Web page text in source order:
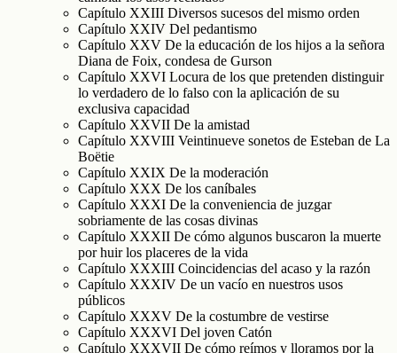
Capítulo XXIII Diversos sucesos del mismo orden
Capítulo XXIV Del pedantismo
Capítulo XXV De la educación de los hijos a la señora
Diana de Foix, condesa de Gurson
Capítulo XXVI Locura de los que pretenden distinguir
lo verdadero de lo falso con la aplicación de su
exclusiva capacidad
Capítulo XXVII De la amistad
Capítulo XXVIII Veintinueve sonetos de Esteban de La
Boëtie
Capítulo XXIX De la moderación
Capítulo XXX De los caníbales
Capítulo XXXI De la conveniencia de juzgar
sobriamente de las cosas divinas
Capítulo XXXII De cómo algunos buscaron la muerte
por huir los placeres de la vida
Capítulo XXXIII Coincidencias del acaso y la razón
Capítulo XXXIV De un vacío en nuestros usos
públicos
Capítulo XXXV De la costumbre de vestirse
Capítulo XXXVI Del joven Catón
Capítulo XXXVII De cómo reímos y lloramos por la